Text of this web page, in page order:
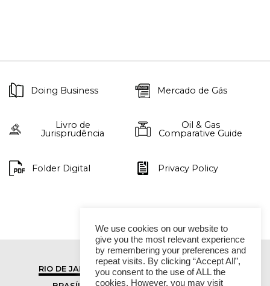
Doing Business Mercado de Gás
Livro de
Jurisprudência
Oil & Gas
Comparative Guide
Folder Digital Privacy Policy
RIO DE JANEIRO
SÃO PAULO
We use cookies on our website to
give you the most relevant experience
by remembering your preferences and
repeat visits. By clicking “Accept All”,
you consent to the use of ALL the
cookies. However, you may visit